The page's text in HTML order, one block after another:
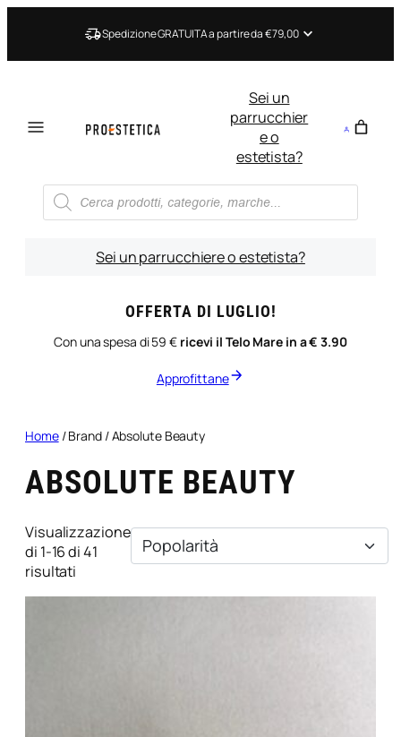
Spedizione GRATUITA a partire da €79,00
Sei un
parrucchier
e o
estetista?
Ricerca
prodotti
Sei un parrucchiere o estetista?
OFFERTA DI LUGLIO!
Con una spesa di 59 € ricevi il Telo Mare in a € 3.90
Approfittane
Home/ Brand / Absolute Beauty
ABSOLUTE BEAUTY
Visualizzazione
di 1-16 di 41
risultati Popolarità